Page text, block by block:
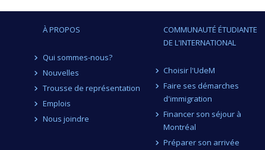
À PROPOS
Qui sommes-nous?
Nouvelles
Trousse de représentation
Emplois
Nous joindre
COMMUNAUTÉ ÉTUDIANTE
DE L'INTERNATIONAL
Choisir l'UdeM
Faire ses démarches
d'immigration
Financer son séjour à
Montréal
Préparer son arrivée